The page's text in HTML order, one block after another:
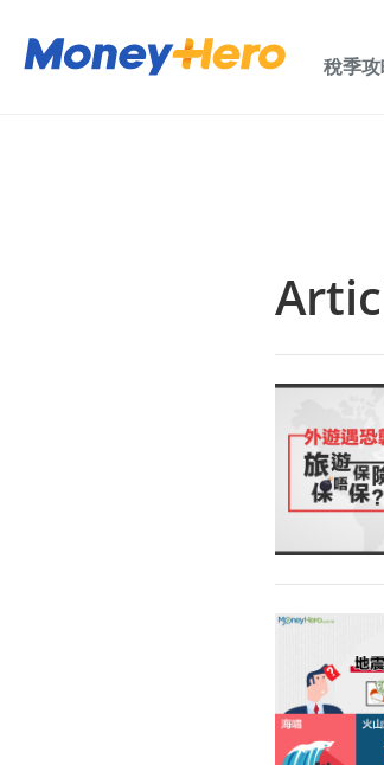
稅季